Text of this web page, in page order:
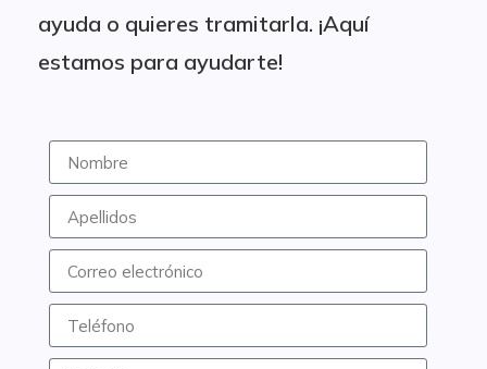
ayuda o quieres tramitarla. ¡Aquí
estamos para ayudarte!